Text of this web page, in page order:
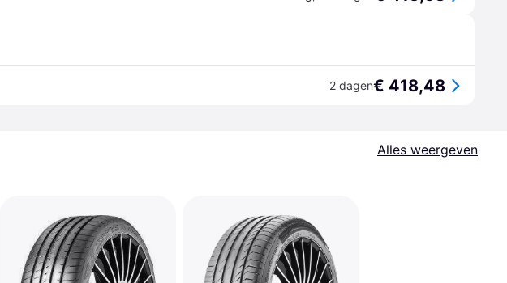
2 dagen€ 418,48
Alles weergeven